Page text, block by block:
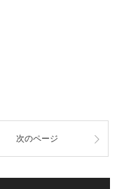
次のページ